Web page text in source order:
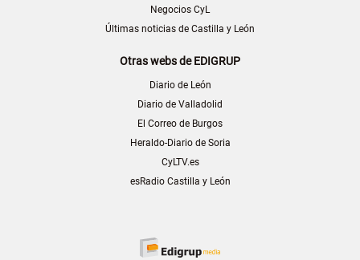
Negocios CyL
Últimas noticias de Castilla y León
Otras webs de EDIGRUP
Diario de León
Diario de Valladolid
El Correo de Burgos
Heraldo-Diario de Soria
CyLTV.es
esRadio Castilla y León